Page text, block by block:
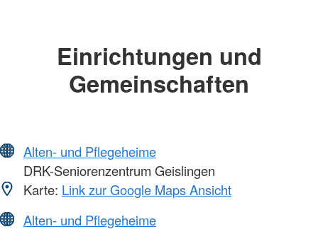
Einrichtungen und
Gemeinschaften
Alten- und Pflegeheime
DRK-Seniorenzentrum Geislingen
Karte: Link zur Google Maps Ansicht
Alten- und Pflegeheime